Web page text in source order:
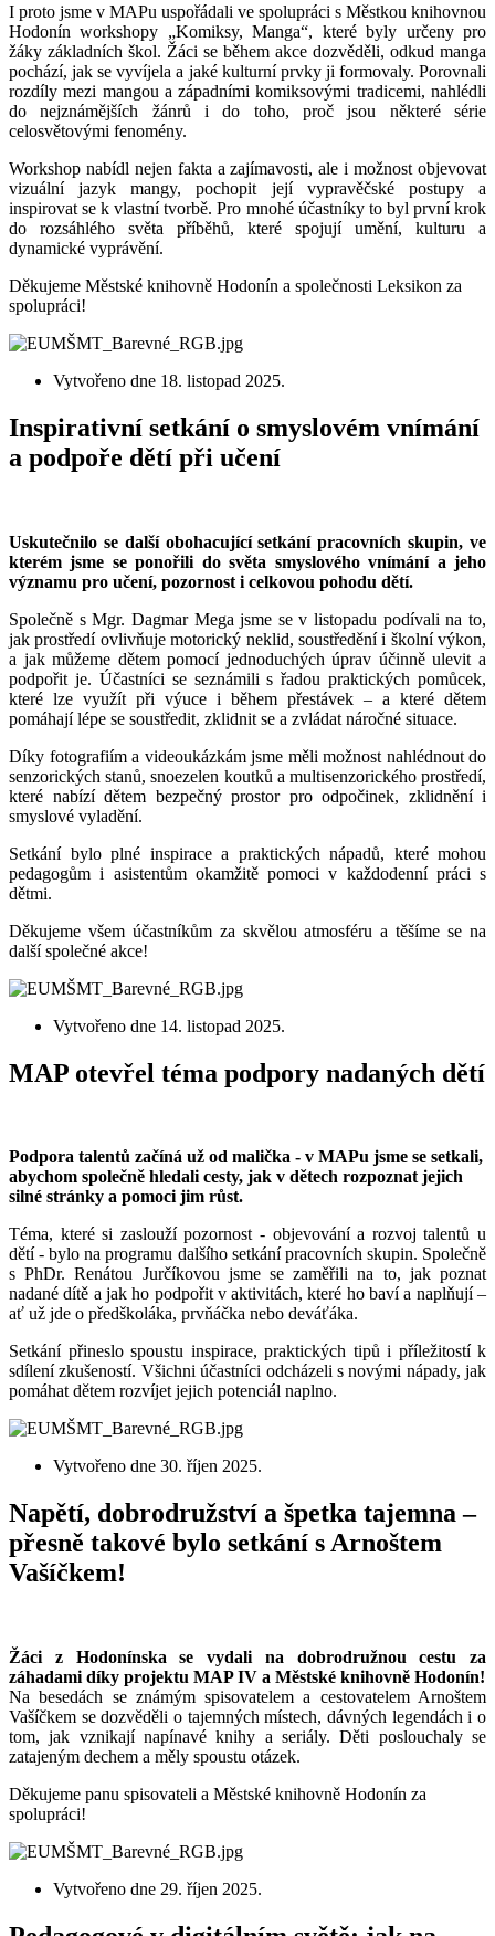
I proto jsme v MAPu uspořádali ve spolupráci s Městkou knihovnou
Hodonín workshopy „Komiksy, Manga“, které byly určeny pro
žáky základních škol. Žáci se během akce dozvěděli, odkud manga
pochází, jak se vyvíjela a jaké kulturní prvky ji formovaly. Porovnali
rozdíly mezi mangou a západními komiksovými tradicemi, nahlédli
do nejznámějších žánrů i do toho, proč jsou některé série
celosvětovými fenomény.
Workshop nabídl nejen fakta a zajímavosti, ale i možnost objevovat
vizuální jazyk mangy, pochopit její vypravěčské postupy a
inspirovat se k vlastní tvorbě. Pro mnohé účastníky to byl první krok
do rozsáhlého světa příběhů, které spojují umění, kulturu a
dynamické vyprávění.
Děkujeme Městské knihovně Hodonín a společnosti Leksikon za
spolupráci!
Vytvořeno dne 18. listopad 2025.
Inspirativní setkání o smyslovém vnímání
a podpoře dětí při učení
Uskutečnilo se další obohacující setkání pracovních skupin, ve
kterém jsme se ponořili do světa smyslového vnímání a jeho
významu pro učení, pozornost i celkovou pohodu dětí.
Společně s Mgr. Dagmar Mega jsme se v listopadu podívali na to,
jak prostředí ovlivňuje motorický neklid, soustředění i školní výkon,
a jak můžeme dětem pomocí jednoduchých úprav účinně ulevit a
podpořit je. Účastníci se seznámili s řadou praktických pomůcek,
které lze využít při výuce i během přestávek – a které dětem
pomáhají lépe se soustředit, zklidnit se a zvládat náročné situace.
Díky fotografiím a videoukázkám jsme měli možnost nahlédnout do
senzorických stanů, snoezelen koutků a multisenzorického prostředí,
které nabízí dětem bezpečný prostor pro odpočinek, zklidnění i
smyslové vyladění.
Setkání bylo plné inspirace a praktických nápadů, které mohou
pedagogům i asistentům okamžitě pomoci v každodenní práci s
dětmi.
Děkujeme všem účastníkům za skvělou atmosféru a těšíme se na
další společné akce!
Vytvořeno dne 14. listopad 2025.
MAP otevřel téma podpory nadaných dětí
Podpora talentů začíná už od malička - v MAPu jsme se setkali,
abychom společně hledali cesty, jak v dětech rozpoznat jejich
silné stránky a pomoci jim růst.
Téma, které si zaslouží pozornost - objevování a rozvoj talentů u
dětí - bylo na programu dalšího setkání pracovních skupin. Společně
s PhDr. Renátou Jurčíkovou jsme se zaměřili na to, jak poznat
nadané dítě a jak ho podpořit v aktivitách, které ho baví a naplňují –
ať už jde o předškoláka, prvňáčka nebo deváťáka.
Setkání přineslo spoustu inspirace, praktických tipů i příležitostí k
sdílení zkušeností. Všichni účastníci odcházeli s novými nápady, jak
pomáhat dětem rozvíjet jejich potenciál naplno.
Vytvořeno dne 30. říjen 2025.
Napětí, dobrodružství a špetka tajemna –
přesně takové bylo setkání s Arnoštem
Vašíčkem!
Žáci z Hodonínska se vydali na dobrodružnou cestu za
záhadami díky projektu MAP IV a Městské knihovně Hodonín!
Na besedách se známým spisovatelem a cestovatelem Arnoštem
Vašíčkem se dozvěděli o tajemných místech, dávných legendách i o
tom, jak vznikají napínavé knihy a seriály. Děti poslouchaly se
zatajeným dechem a měly spoustu otázek.
Děkujeme panu spisovateli a Městské knihovně Hodonín za
spolupráci!
Vytvořeno dne 29. říjen 2025.